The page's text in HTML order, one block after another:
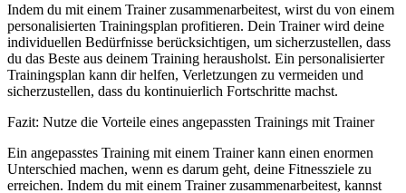
Indem du mit einem Trainer zusammenarbeitest, wirst du von einem
personalisierten Trainingsplan profitieren. Dein Trainer wird deine
individuellen Bedürfnisse berücksichtigen, um sicherzustellen, dass
du das Beste aus deinem Training herausholst. Ein personalisierter
Trainingsplan kann dir helfen, Verletzungen zu vermeiden und
sicherzustellen, dass du kontinuierlich Fortschritte machst.
Fazit: Nutze die Vorteile eines angepassten Trainings mit Trainer
Ein angepasstes Training mit einem Trainer kann einen enormen
Unterschied machen, wenn es darum geht, deine Fitnessziele zu
erreichen. Indem du mit einem Trainer zusammenarbeitest, kannst